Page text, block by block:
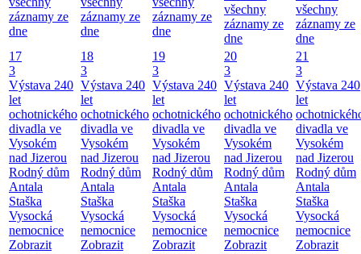
záznamy ze
dne
záznamy ze
dne
záznamy ze
dne
všechny
záznamy ze
dne
všechny
záznamy ze
dne
17
3
Výstava 240
let
ochotnického
divadla ve
Vysokém
nad Jizerou
Rodný dům
Antala
Staška
Vysocká
nemocnice
Zobrazit
18
3
Výstava 240
let
ochotnického
divadla ve
Vysokém
nad Jizerou
Rodný dům
Antala
Staška
Vysocká
nemocnice
Zobrazit
19
3
Výstava 240
let
ochotnického
divadla ve
Vysokém
nad Jizerou
Rodný dům
Antala
Staška
Vysocká
nemocnice
Zobrazit
20
3
Výstava 240
let
ochotnického
divadla ve
Vysokém
nad Jizerou
Rodný dům
Antala
Staška
Vysocká
nemocnice
Zobrazit
21
3
Výstava 240
let
divadla ve
Vysokém
nad Jizerou
Rodný dům
Antala
Staška
Vysocká
nemocnice
Zobrazit